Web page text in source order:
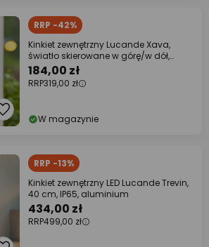
RRP -42%
Kinkiet zewnętrzny Lucande Xava,
światło skierowane w górę/w dół,
biały,
184,00 zł
RRP319,00 zł
W magazynie
RRP -13%
Kinkiet zewnętrzny LED Lucande Trevin,
40 cm, IP65, aluminium
434,00 zł
RRP499,00 zł